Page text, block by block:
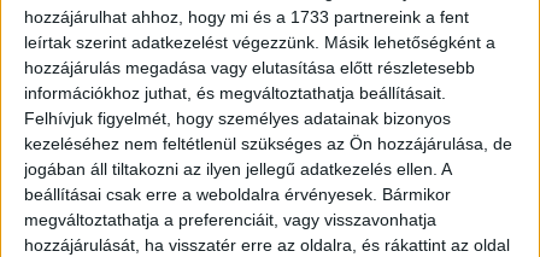
hozzájárulhat ahhoz, hogy mi és a 1733 partnereink a fent
leírtak szerint adatkezelést végezzünk. Másik lehetőségként a
hozzájárulás megadása vagy elutasítása előtt részletesebb
információkhoz juthat, és megváltoztathatja beállításait.
Felhívjuk figyelmét, hogy személyes adatainak bizonyos
kezeléséhez nem feltétlenül szükséges az Ön hozzájárulása, de
jogában áll tiltakozni az ilyen jellegű adatkezelés ellen. A
beállításai csak erre a weboldalra érvényesek. Bármikor
megváltoztathatja a preferenciáit, vagy visszavonhatja
hozzájárulását, ha visszatér erre az oldalra, és rákattint az oldal
A martfűi rém szereplői és alkotói közül legjobb női
főszereplőnek Szamosi Zsófiát választották, a legjobb
rendező Sopsits Árpád, a legjobb operatőr Szabó Gábor
lett. Ezért a filmért kapta a legjobb maszkmesternek járó
díjat Kriskó Ancsa, a legjobb jelmezért Szakács Györgyit,
A martfűi rém zenéjéért Moldvai Márkot, a vágásért
Kovács Zoltánt díjazták, a legjobb látványért pedig
Dévényi Rita és Sopsits Árpád, vehetett át elismerést.